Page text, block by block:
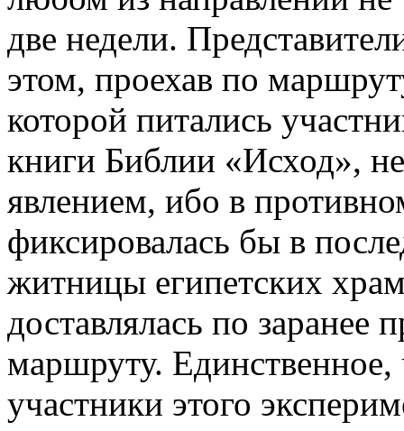
две недели.
этом, проехав по
которой питались
книги Библии «Исход»,
явлением, ибо в
фиксировалась бы в
житницы египетских
доставлялась по
маршруту.
участники этого